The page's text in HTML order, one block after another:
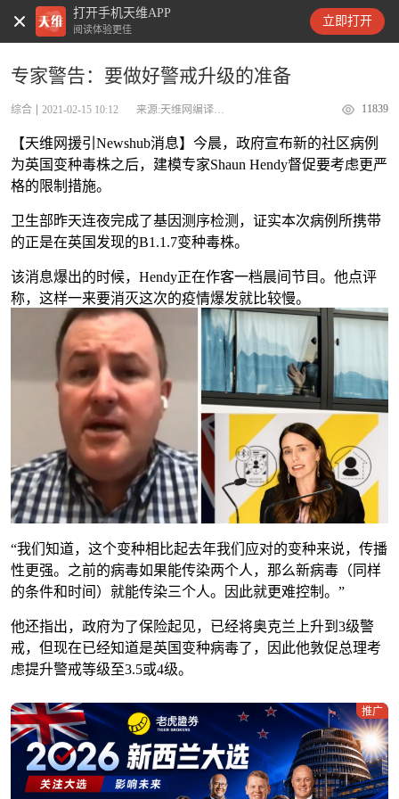
打开手机天维APP
阅读体验更佳
立即打开
天维新闻
专家警告：要做好警戒升级的准备
综合 2021-02-15 10:12 11839
【天维网援引Newshub消息】今晨，政府宣布新的社区病例
为英国变种毒株之后，建模专家Shaun Hendy督促要考虑更严
格的限制措施。
卫生部昨天连夜完成了基因测序检测，证实本次病例所携带
的正是在英国发现的B1.1.7变种毒株。
该消息爆出的时候，Hendy正在作客一档晨间节目。他点评
称，这样一来要消灭这次的疫情爆发就比较慢。
“我们知道，这个变种相比起去年我们应对的变种来说，传播
性更强。之前的病毒如果能传染两个人，那么新病毒（同样
的条件和时间）就能传染三个人。因此就更难控制。”
他还指出，政府为了保险起见，已经将奥克兰上升到3级警
戒，但现在已经知道是英国变种病毒了，因此他敦促总理考
虑提升警戒等级至3.5或4级。
推广